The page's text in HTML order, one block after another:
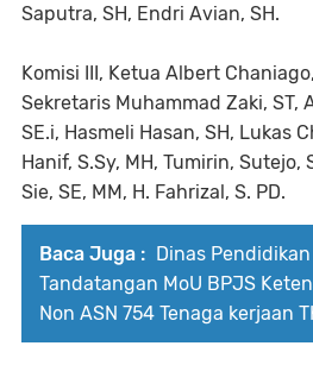
Saputra, SH, Endri Avian, SH.
Komisi III, Ketua Albert
Sekretaris Muhammad Zaki, ST,
SE.i, Hasmeli Hasan, SH, Lukas
Hanif, S.Sy, MH, Tumirin, Sutejo,
Sie, SE, MM, H. Fahrizal, S. PD.
Baca Juga : Dinas Pendidikan
Tandatangan MoU BPJS
Non ASN 754 Tenaga kerjaan